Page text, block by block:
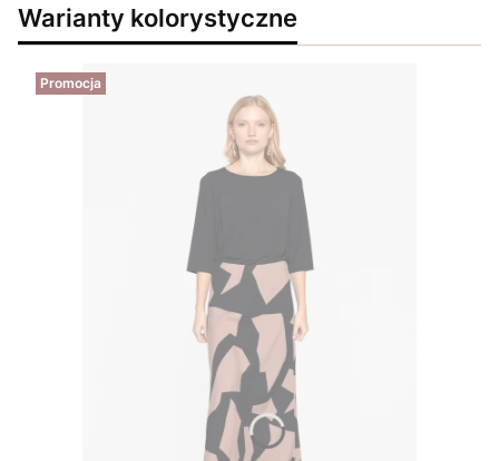
Warianty kolorystyczne
Promocja